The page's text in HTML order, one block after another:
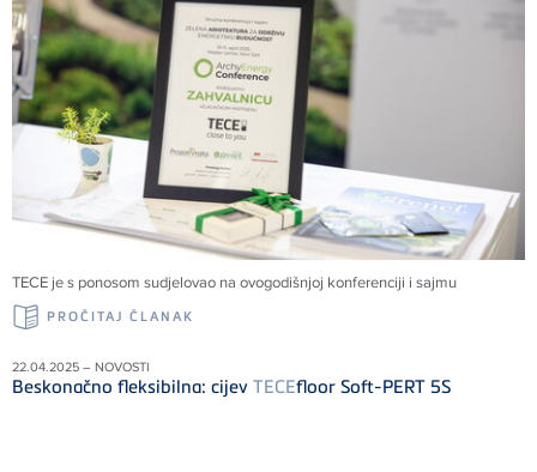
TECE je s ponosom sudjelovao na ovogodišnjoj konferenciji i sajmu
PROČITAJ ČLANAK
22.04.2025 – NOVOSTI
Beskonačno fleksibilna: cijev TECEfloor Soft-PERT 5S